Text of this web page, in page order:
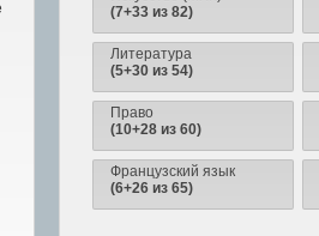
(7+33 из 82)
Литература
(5+30 из 54)
Право
(10+28 из 60)
Французский язык
(6+26 из 65)